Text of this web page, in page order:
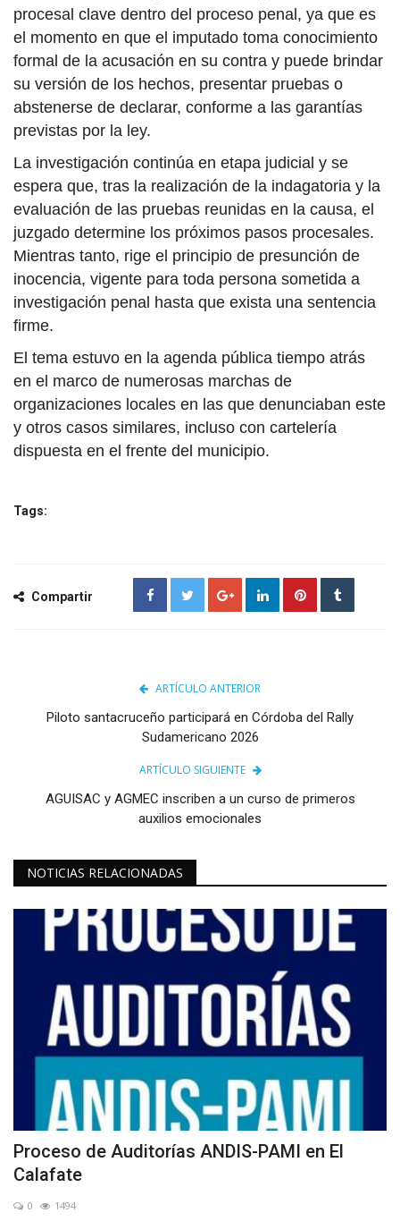
procesal clave dentro del proceso penal, ya que es
el momento en que el imputado toma conocimiento
formal de la acusación en su contra y puede brindar
su versión de los hechos, presentar pruebas o
abstenerse de declarar, conforme a las garantías
previstas por la ley.
La investigación continúa en etapa judicial y se
espera que, tras la realización de la indagatoria y la
evaluación de las pruebas reunidas en la causa, el
juzgado determine los próximos pasos procesales.
Mientras tanto, rige el principio de presunción de
inocencia, vigente para toda persona sometida a
investigación penal hasta que exista una sentencia
firme.
El tema estuvo en la agenda pública tiempo atrás
en el marco de numerosas marchas de
organizaciones locales en las que denunciaban este
y otros casos similares, incluso con cartelería
dispuesta en el frente del municipio.
Tags:
Compartir
ARTÍCULO ANTERIOR
Piloto santacruceño participará en Córdoba del Rally
Sudamericano 2026
ARTÍCULO SIGUIENTE
AGUISAC y AGMEC inscriben a un curso de primeros
auxilios emocionales
NOTICIAS RELACIONADAS
Proceso de Auditorías ANDIS-PAMI en El
Calafate
0 1494